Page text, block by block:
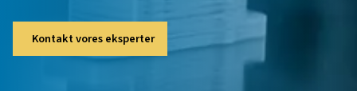
I den omhyggelige proces med additiv fremstilling er
uundværlig, fordi det holder printerens indbygningskammer